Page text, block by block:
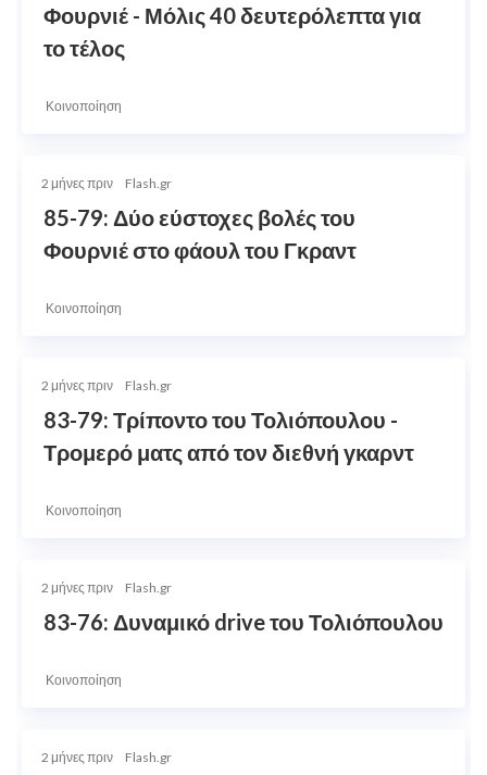
Φουρνιέ - Μόλις 40 δευτερόλεπτα για
το τέλος
Κοινοποίηση
2 μήνες πριν Flash.gr
85-79: Δύο εύστοχες βολές του
Φουρνιέ στο φάουλ του Γκραντ
Κοινοποίηση
2 μήνες πριν Flash.gr
83-79: Τρίποντο του Τολιόπουλου -
Τρομερό ματς από τον διεθνή γκαρντ
Κοινοποίηση
2 μήνες πριν Flash.gr
83-76: Δυναμικό drive του Τολιόπουλου
Κοινοποίηση
2 μήνες πριν Flash.gr